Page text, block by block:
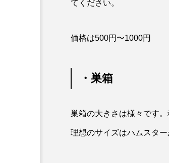
てください。
価格は500円〜1000円
・巣箱
巣箱の大きさは様々です
理想のサイズはハムスタ